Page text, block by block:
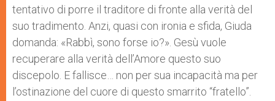
tentativo di porre il traditore di fronte alla verità del
suo tradimento. Anzi, quasi con ironia e sfida, Giuda
domanda: «Rabbì, sono forse io?». Gesù vuole
recuperare alla verità dell’Amore questo suo
discepolo. E fallisce… non per sua incapacità ma per
l’ostinazione del cuore di questo smarrito “fratello”.